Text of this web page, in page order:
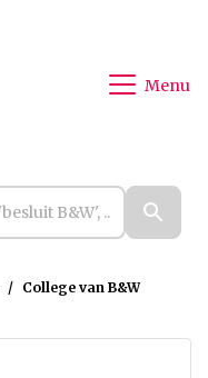
Menu
College van B&W